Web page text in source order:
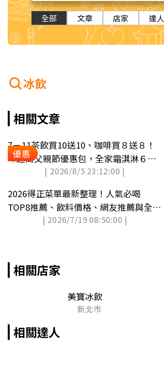
全部 文章 店家 達人
冰飲
相關文章
優惠
7－11茶飲買10送10、咖啡買８送８！
４超商父親節優惠包，全家霜淇淋６折
| 2026/8/5 23:12:00 |
2026得正菜單最新整理！人氣必喝
TOP8推薦、飲料價格、網友推薦與全台
| 2026/7/19 08:50:00 |
相關店家
美寶冰飲
新北市
相關達人